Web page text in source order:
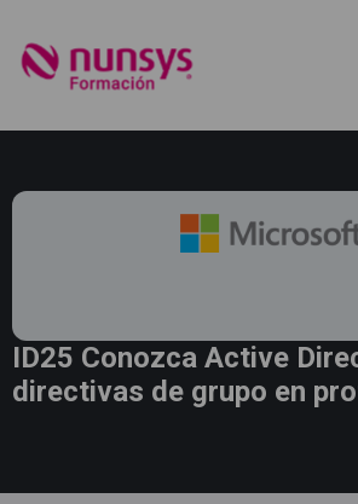
ID25 Conozca Active
directivas de grupo en